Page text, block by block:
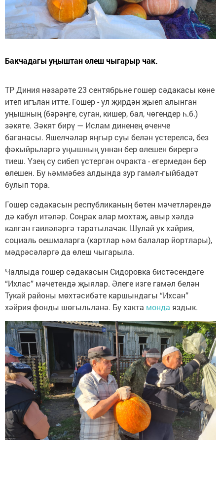
Бакчадагы уңыштан өлеш чыгарыр чак.
ТР Диния нәзарәте 23 сентябрьне гошер сәдакасы көне
итеп игълан итте. Гошер - ул җирдән җыеп алынган
уңышның (бәрәңге, суган, кишер, бал, чөгендер һ.б.)
зәкяте. Зәкят бирү — Ислам диненең өченче
баганасы. Яшелчәләр яңгыр суы белән үстерелсә, без
фәкыйрьләргә уңышның уннан бер өлешен бирергә
тиеш. Үзең су сибеп үстергән очракта - егермедән бер
өлешен. Бу һәммәбез алдында зур гамәл-гыйбадәт
булып тора.
Гошер сәдакасын республиканың бөтен мәчетләрендә
дә кабул итәләр. Соңрак алар мохтаҗ, авыр хәлдә
калган гаиләләргә таратылачак. Шулай ук хәйрия,
социаль оешмаларга (картлар һәм балалар йортлары),
мәдрәсәләргә да өлеш чыгарыла.
Чаллыда гошер сәдакасын Сидоровка бистәсендәге
“Ихлас” мәчетендә җыялар. Әлеге изге гамәл белән
Тукай районы мөхтәсибәте каршындагы “Ихсан”
хәйрия фонды шөгыльләнә. Бу хакта монда яздык.